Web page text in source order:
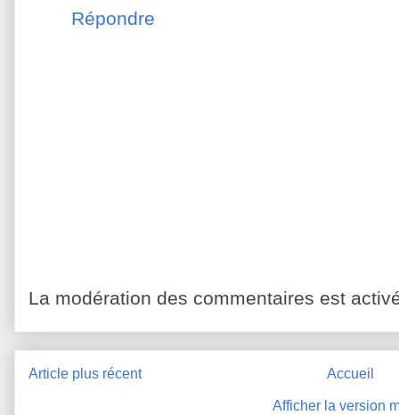
Répondre
La modération des commentaires est
Article plus récent Accueil
Afficher la version